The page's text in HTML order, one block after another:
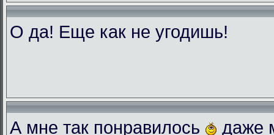
О да! Еще как не угодишь!
А мне так понравилось
даже